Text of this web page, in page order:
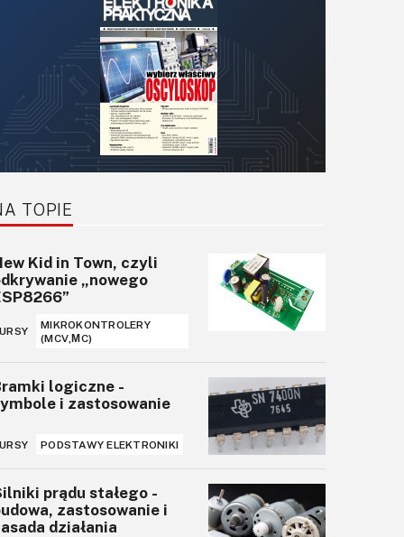
KOMUNIKACJA, RF
Dwukanałowy
przełącznik typu high-
side z funkcją pomiaru
prądu
ZASILANIE/MOC
prądu stałego i
diodami LED
robota Bluetooth
STEROWNIKI (KONTROLERY)
Kontroler ramienia
wykorzystujący
bezprzewodowego
pada z konsoli PS3
TOPIE
Kid in Town, czyli
„nowego
MIKROKONTROLERY
(MCV,ΜC)
logiczne -
i zastosowanie
PODSTAWY ELEKTRONIKI
prądu stałego -
zastosowanie i
działania